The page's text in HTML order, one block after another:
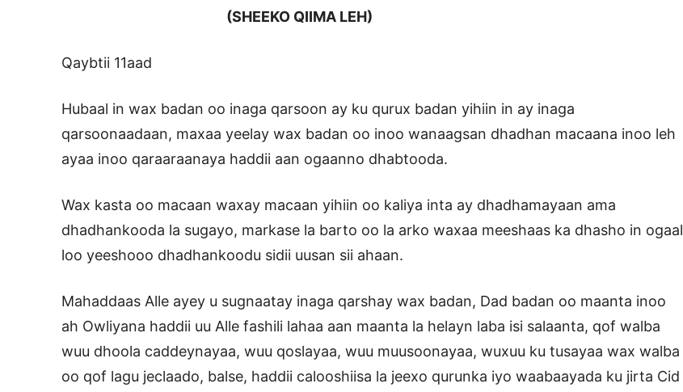
(SHEEKO QIIMA LEH)
Qaybtii 11aad
Hubaal in wax badan oo inaga qarsoon ay ku qurux badan yihiin in ay inaga
qarsoonaadaan, maxaa yeelay wax badan oo inoo wanaagsan dhadhan macaana inoo leh
ayaa inoo qaraaraanaya haddii aan ogaanno dhabtooda.
Wax kasta oo macaan waxay macaan yihiin oo kaliya inta ay dhadhamayaan ama
dhadhankooda la sugayo, markase la barto oo la arko waxaa meeshaas ka dhasho in ogaal
loo yeeshooo dhadhankoodu sidii uusan sii ahaan.
Mahaddaas Alle ayey u sugnaatay inaga qarshay wax badan, Dad badan oo maanta inoo
ah Owliyana haddii uu Alle fashili lahaa aan maanta la helayn laba isi salaanta, qof walba
wuu dhoola caddeynayaa, wuu qoslayaa, wuu muusoonayaa, wuxuu ku tusayaa wax walba
oo qof lagu jeclaado, balse, haddii calooshiisa la jeexo qurunka iyo waabaayada ku jirta Cid